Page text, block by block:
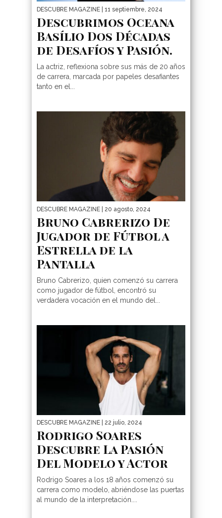
DESCUBRE MAGAZINE | 11 septiembre, 2024
Descubrimos Oceana
Basílio Dos Décadas
de Desafíos y Pasión.
La actriz, reflexiona sobre sus más de 20 años
de carrera, marcada por papeles desafiantes
tanto en el...
DESCUBRE MAGAZINE | 20 agosto, 2024
Bruno Cabrerizo De
Jugador de Fútbol a
Estrella de la
Pantalla
Bruno Cabrerizo, quien comenzó su carrera
como jugador de fútbol, encontró su
verdadera vocación en el mundo del...
DESCUBRE MAGAZINE | 22 julio, 2024
Rodrigo Soares
Descubre La Pasión
Del Modelo y Actor
Rodrigo Soares a los 18 años comenzó su
carrera como modelo, abriéndose las puertas
al mundo de la interpretación....